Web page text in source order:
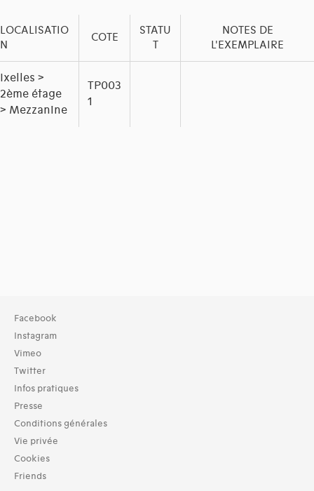
LOCALISATIO
N
COTE
STATU
T
NOTES DE
L'EXEMPLAIRE
Ixelles >
2ème étage
> Mezzanine
TP003
1
Facebook
Instagram
Vimeo
Twitter
Infos pratiques
Presse
Conditions générales
Vie privée
Cookies
Friends